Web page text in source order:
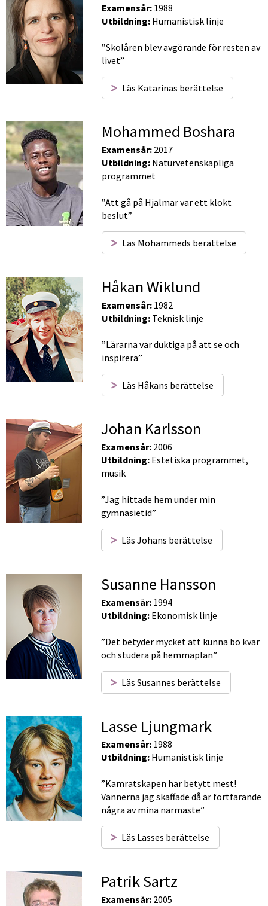
Examensår: 1988
Utbildning: Humanistisk linje
”Skolåren blev avgörande för resten av
livet”
Läs Katarinas berättelse
Mohammed Boshara
Examensår: 2017
Utbildning: Naturvetenskapliga
programmet
”Att gå på Hjalmar var ett klokt
beslut”
Läs Mohammeds berättelse
Håkan Wiklund
Examensår: 1982
Utbildning: Teknisk linje
”Lärarna var duktiga på att se och
inspirera”
Läs Håkans berättelse
Johan Karlsson
Examensår: 2006
Utbildning: Estetiska programmet,
musik
”Jag hittade hem under min
gymnasietid”
Läs Johans berättelse
Susanne Hansson
Examensår: 1994
Utbildning: Ekonomisk linje
”Det betyder mycket att kunna bo kvar
och studera på hemmaplan”
Läs Susannes berättelse
Lasse Ljungmark
Examensår: 1988
Utbildning: Humanistisk linje
”Kamratskapen har betytt mest!
Vännerna jag skaffade då är fortfarande
några av mina närmaste”
Läs Lasses berättelse
Patrik Sartz
Examensår: 2005